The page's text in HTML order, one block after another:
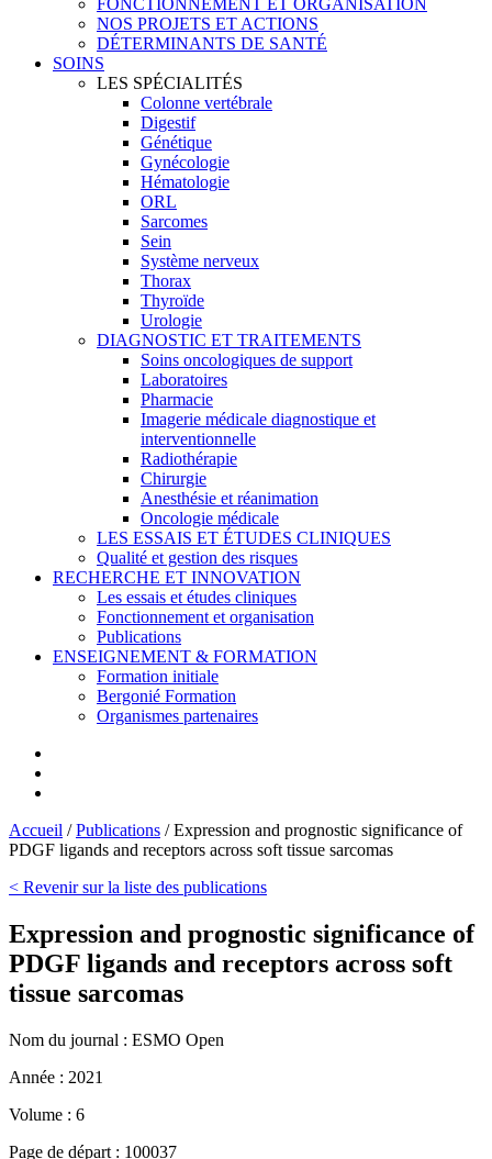
FONCTIONNEMENT ET ORGANISATION
NOS PROJETS ET ACTIONS
DÉTERMINANTS DE SANTÉ
SOINS
LES SPÉCIALITÉS
Colonne vertébrale
Digestif
Génétique
Gynécologie
Hématologie
ORL
Sarcomes
Sein
Système nerveux
Thorax
Thyroïde
Urologie
DIAGNOSTIC ET TRAITEMENTS
Soins oncologiques de support
Laboratoires
Pharmacie
Imagerie médicale diagnostique et
interventionnelle
Radiothérapie
Chirurgie
Anesthésie et réanimation
Oncologie médicale
LES ESSAIS ET ÉTUDES CLINIQUES
Qualité et gestion des risques
RECHERCHE ET INNOVATION
Les essais et études cliniques
Fonctionnement et organisation
Publications
ENSEIGNEMENT & FORMATION
Formation initiale
Bergonié Formation
Organismes partenaires
Accueil /Publications /Expression and prognostic significance of
PDGF ligands and receptors across soft tissue sarcomas
< Revenir sur la liste des publications
Expression and prognostic significance of
PDGF ligands and receptors across soft
tissue sarcomas
Nom du journal : ESMO Open
Année : 2021
Volume : 6
Page de départ : 100037